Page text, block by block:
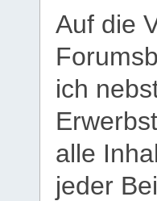
Auf die
ich
alle
jeder